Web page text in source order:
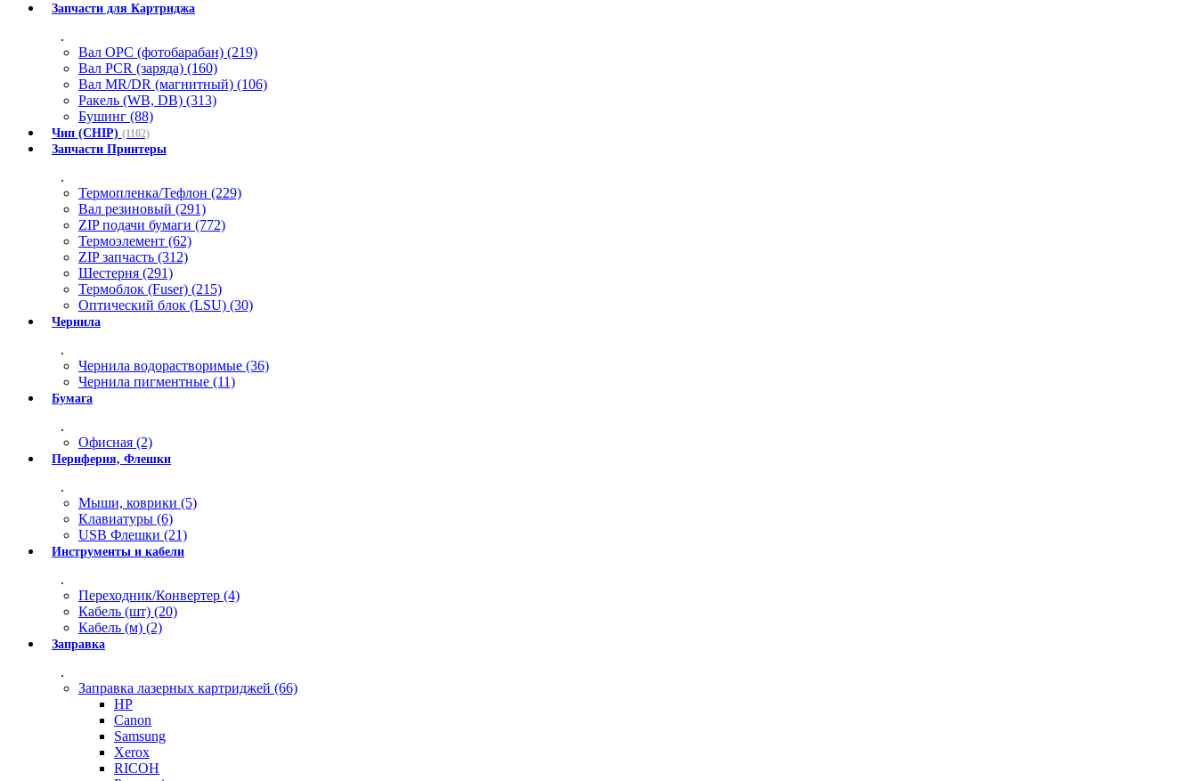
Запчасти для Картриджа
.
Вал OPC (фотобарабан) (219)
Вал PCR (заряда) (160)
Вал MR/DR (магнитный) (106)
Ракель (WB, DB) (313)
Бушинг (88)
Чип (CHIP) (1102)
Запчасти Принтеры
.
Термопленка/Тефлон (229)
Вал резиновый (291)
ZIP подачи бумаги (772)
Термоэлемент (62)
ZIP запчасть (312)
Шестерня (291)
Термоблок (Fuser) (215)
Оптический блок (LSU) (30)
Чернила
.
Чернила водорастворимые (36)
Чернила пигментные (11)
Бумага
.
Офисная (2)
Периферия, Флешки
.
Мыши, коврики (5)
Клавиатуры (6)
USB Флешки (21)
Инструменты и кабели
.
Переходник/Конвертер (4)
Кабель (шт) (20)
Кабель (м) (2)
Заправка
.
Заправка лазерных картриджей (66)
HP
Canon
Samsung
Xerox
RICOH